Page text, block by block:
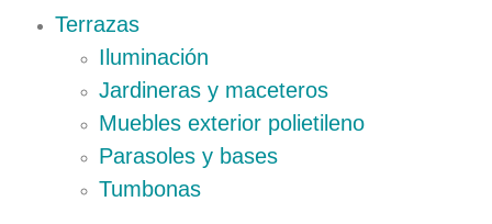
Terrazas
Iluminación
Jardineras y maceteros
Muebles exterior polietileno
Parasoles y bases
Tumbonas